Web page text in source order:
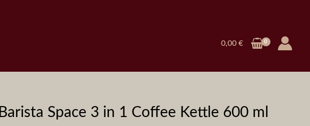
0,00 €
Barista Space 3 in 1 Coffee Kettle 600 ml
Barista